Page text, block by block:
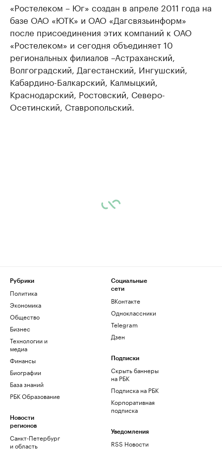
«Ростелеком – Юг» создан в апреле 2011 года на
базе ОАО «ЮТК» и ОАО «Дагсвязьинформ»
после присоединения этих компаний к ОАО
«Ростелеком» и сегодня объединяет 10
региональных филиалов –Астраханский,
Волгоградский, Дагестанский, Ингушский,
Кабардино-Балкарский, Калмыцкий,
Краснодарский, Ростовский, Северо-
Осетинский, Ставропольский.
Рубрики
Политика
Экономика
Общество
Бизнес
Технологии и
медиа
Финансы
Биографии
База знаний
РБК Образование
Новости
регионов
Санкт-Петербург
и область
Социальные
сети
ВКонтакте
Одноклассники
Telegram
Дзен
Подписки
Скрыть баннеры
на РБК
Подписка на РБК
Корпоративная
подписка
Уведомления
RSS Новости